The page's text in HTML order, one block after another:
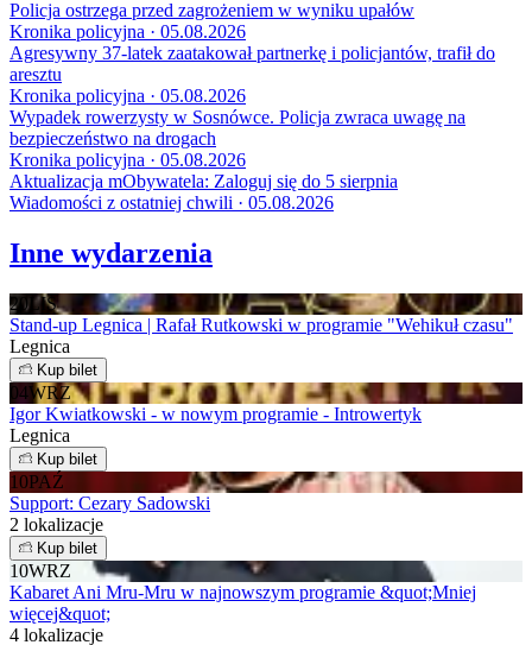
Policja ostrzega przed zagrożeniem w wyniku upałów
Kronika policyjna · 05.08.2026
Agresywny 37-latek zaatakował partnerkę i policjantów, trafił do
aresztu
Kronika policyjna · 05.08.2026
Wypadek rowerzysty w Sosnówce. Policja zwraca uwagę na
bezpieczeństwo na drogach
Kronika policyjna · 05.08.2026
Aktualizacja mObywatela: Zaloguj się do 5 sierpnia
Wiadomości z ostatniej chwili · 05.08.2026
Inne wydarzenia
20 LIS
Stand-up Legnica | Rafał Rutkowski w programie "Wehikuł czasu"
Legnica
Kup bilet
04WRZ
Igor Kwiatkowski - w nowym programie - Introwertyk
Legnica
Kup bilet
10PAŹ
Support: Cezary Sadowski
2 lokalizacje
Kup bilet
10WRZ
Kabaret Ani Mru-Mru w najnowszym programie &quot;Mniej
więcej&quot;
4 lokalizacje